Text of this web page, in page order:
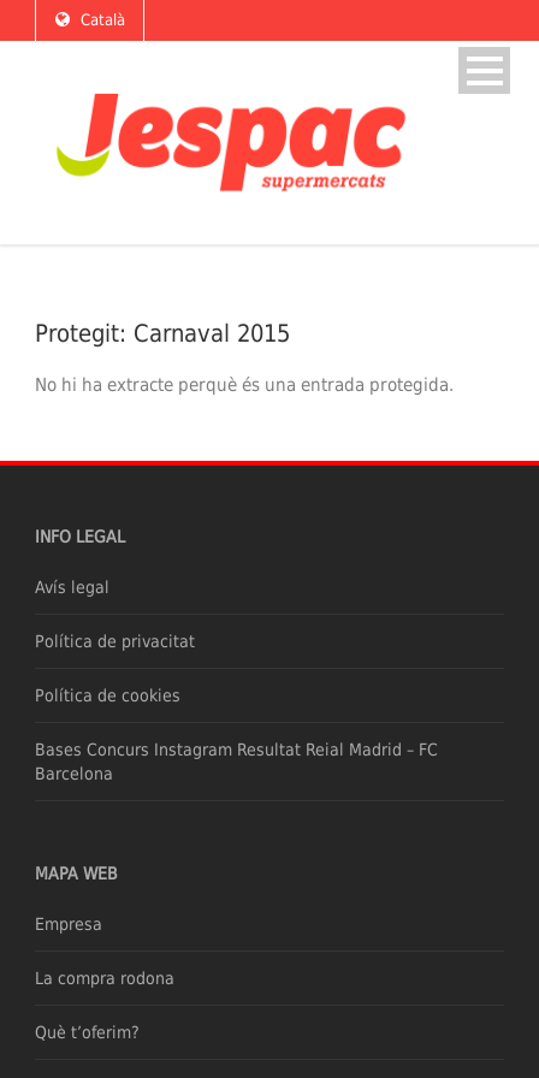
Català
Protegit: Carnaval 2015
No hi ha extracte perquè és una entrada protegida.
INFO LEGAL
Avís legal
Política de privacitat
Política de cookies
Bases Concurs Instagram Resultat Reial Madrid – FC
Barcelona
MAPA WEB
Empresa
La compra rodona
Què t’oferim?